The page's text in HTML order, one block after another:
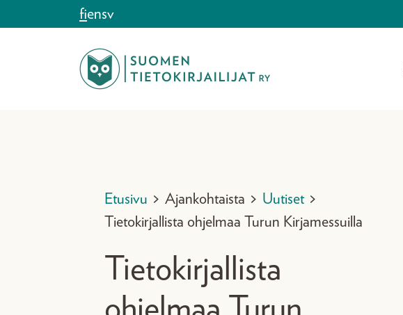
Siirry sisältöönfiensv
Etusivu > Ajankohtaista > Uutiset >
Tietokirjallista ohjelmaa Turun Kirjamessuilla
Tietokirjallista